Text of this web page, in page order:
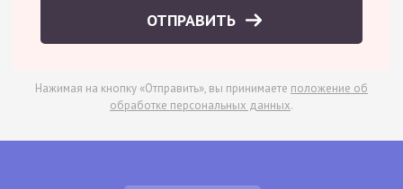
ОТПРАВИТЬ
Нажимая на кнопку «Отправить», вы принимаете положение об
обработке персональных данных.